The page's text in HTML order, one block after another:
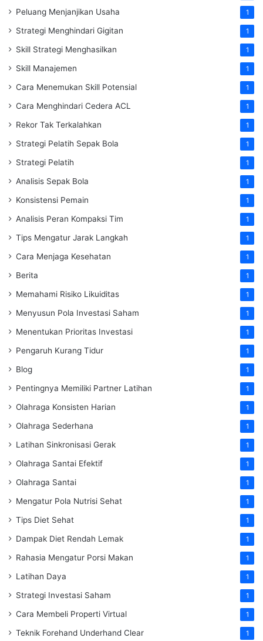
Peluang Menjanjikan Usaha 1
Strategi Menghindari Gigitan 1
Skill Strategi Menghasilkan 1
Skill Manajemen 1
Cara Menemukan Skill Potensial 1
Cara Menghindari Cedera ACL 1
Rekor Tak Terkalahkan 1
Strategi Pelatih Sepak Bola 1
Strategi Pelatih 1
Analisis Sepak Bola 1
Konsistensi Pemain 1
Analisis Peran Kompaksi Tim 1
Tips Mengatur Jarak Langkah 1
Cara Menjaga Kesehatan 1
Berita 1
Memahami Risiko Likuiditas 1
Menyusun Pola Investasi Saham 1
Menentukan Prioritas Investasi 1
Pengaruh Kurang Tidur 1
Blog 1
Pentingnya Memiliki Partner Latihan 1
Olahraga Konsisten Harian 1
Olahraga Sederhana 1
Latihan Sinkronisasi Gerak 1
Olahraga Santai Efektif 1
Olahraga Santai 1
Mengatur Pola Nutrisi Sehat 1
Tips Diet Sehat 1
Dampak Diet Rendah Lemak 1
Rahasia Mengatur Porsi Makan 1
Latihan Daya 1
Strategi Investasi Saham 1
Cara Membeli Properti Virtual 1
Teknik Forehand Underhand Clear 1